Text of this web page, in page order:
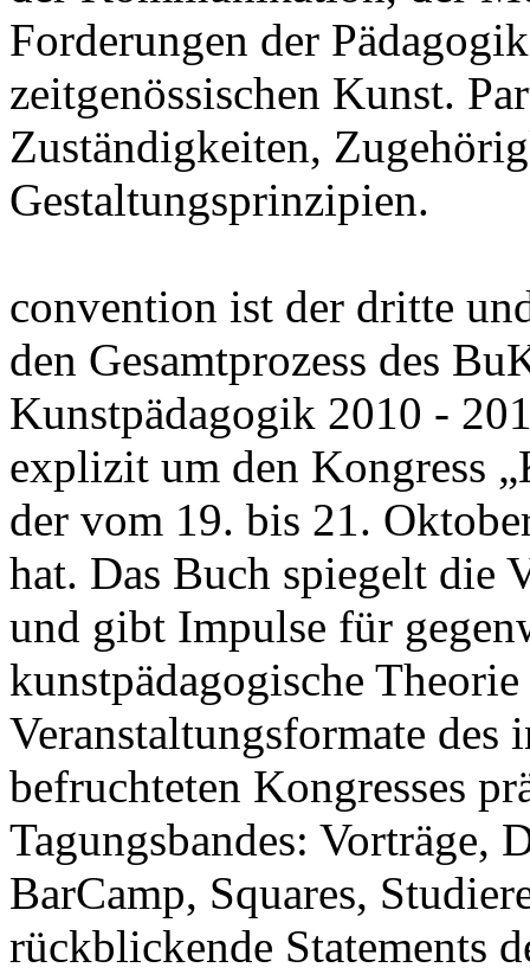
Forderungen der
zeitgenössischen Kunst.
Zuständigkeiten,
Gestaltungsprinzipien.
convention ist der dritte
den Gesamtprozess des
Kunstpädagogik 2010 -
explizit um den Kongress
der vom 19. bis 21.
hat. Das Buch spiegelt die
und gibt Impulse für
kunstpädagogische
Veranstaltungsformate
befruchteten Kongresses
Tagungsbandes: Vorträge,
BarCamp, Squares,
rückblickende Statements